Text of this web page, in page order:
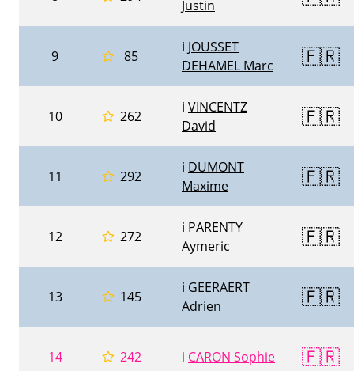
Justin
9 85
ℹ️ JOUSSET
DEHAMEL Marc
🇫🇷
10 262
ℹ️ VINCENTZ
David
🇫🇷
11 292
ℹ️ DUMONT
Maxime
🇫🇷
12 272
ℹ️ PARENTY
Aymeric
🇫🇷
13 145
ℹ️ GEERAERT
Adrien
🇫🇷
14 242 ℹ️ CARON Sophie 🇫🇷